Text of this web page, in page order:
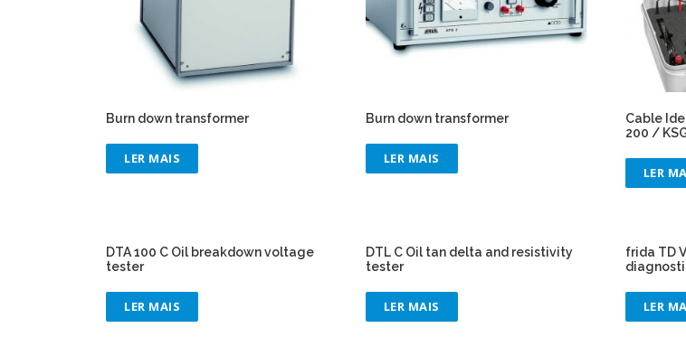
Burn down transformer
LER MAIS
Burn down transformer
LER MAIS
Cable
200 /
LER
DTA 100 C Oil breakdown voltage
tester
LER MAIS
DTL C Oil tan delta and resistivity
tester
LER MAIS
frida TD
LER